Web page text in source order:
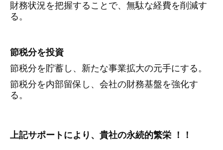
財務状況を把握することで、無駄な経費を削減す
る。
節税分を投資
節税分を貯蓄し、新たな事業拡大の元手にする。
節税分を内部留保し、会社の財務基盤を強化す
る。
上記サポートにより、貴社の永続的繁栄 ！！